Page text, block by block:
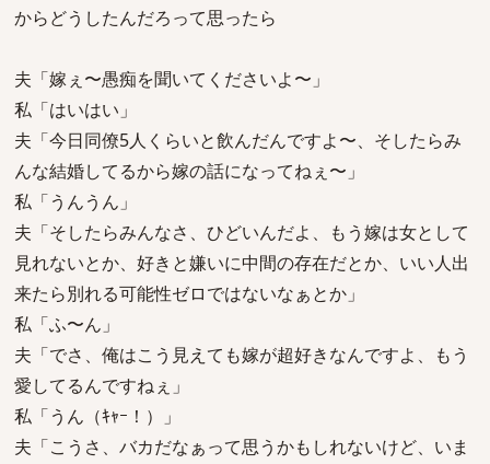
からどうしたんだろって思ったら
夫「嫁ぇ〜愚痴を聞いてくださいよ〜」
私「はいはい」
夫「今日同僚5人くらいと飲んだんですよ〜、そしたらみ
んな結婚してるから嫁の話になってねぇ〜」
私「うんうん」
夫「そしたらみんなさ、ひどいんだよ、もう嫁は女として
見れないとか、好きと嫌いに中間の存在だとか、いい人出
来たら別れる可能性ゼロではないなぁとか」
私「ふ〜ん」
夫「でさ、俺はこう見えても嫁が超好きなんですよ、もう
愛してるんですねぇ」
私「うん（ｷｬｰ！）」
夫「こうさ、バカだなぁって思うかもしれないけど、いま